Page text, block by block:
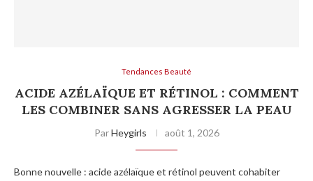
Tendances Beauté
ACIDE AZÉLAÏQUE ET RÉTINOL : COMMENT
LES COMBINER SANS AGRESSER LA PEAU
ParHeygirls août 1, 2026
Bonne nouvelle : acide azélaïque et rétinol peuvent cohabiter